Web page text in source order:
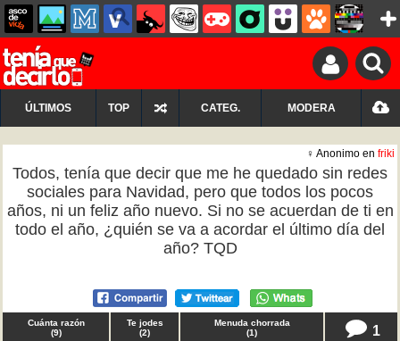
ÚLTIMOS TOP CATEG. MODERA
♀ Anonimo en friki
Todos, tenía que decir que me he quedado sin redes
sociales para Navidad, pero que todos los pocos
años, ni un feliz año nuevo. Si no se acuerdan de ti en
todo el año, ¿quién se va a acordar el último día del
año? TQD
Cuánta razón
(9)
Te jodes
(2)
Menuda chorrada
(1) 1